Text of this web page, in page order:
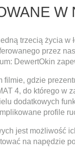
W
trzecią życia
przez
DewertOkin
gdzie
4, do którego w
dodatkowych
profile
jest możliwość
na napędzie